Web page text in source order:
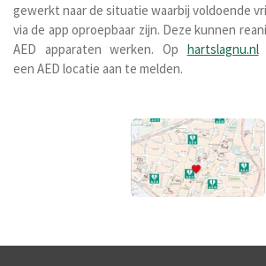
gewerkt naar de situatie waarbij voldoende
via de app oproepbaar zijn. Deze kunnen
AED apparaten werken. Op hartslagnu.nl
een AED locatie aan te melden.